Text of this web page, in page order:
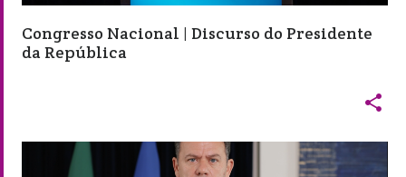
Congresso Nacional | Discurso do Presidente
da República
